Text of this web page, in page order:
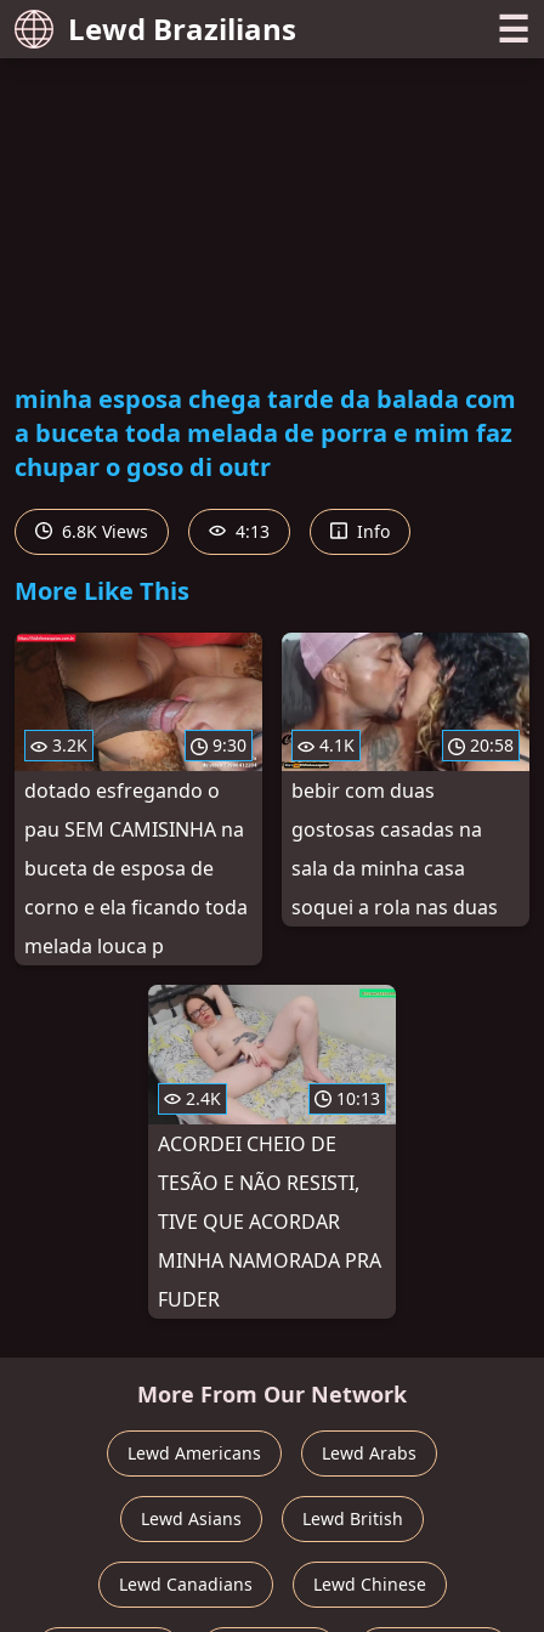
Lewd Brazilians ☰
minha esposa chega tarde da balada com
a buceta toda melada de porra e mim faz
chupar o goso di outr
6.8K Views 4:13 Info
More Like This
3.2K 9:30
dotado esfregando o
pau SEM CAMISINHA na
buceta de esposa de
corno e ela ficando toda
melada louca p
4.1K 20:58
bebir com duas
gostosas casadas na
sala da minha casa
soquei a rola nas duas
2.4K 10:13
ACORDEI CHEIO DE
TESÃO E NÃO RESISTI,
TIVE QUE ACORDAR
MINHA NAMORADA PRA
FUDER
More From Our Network
Lewd Americans Lewd Arabs
Lewd Asians Lewd British
Lewd Canadians Lewd Chinese